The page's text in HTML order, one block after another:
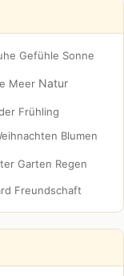
Gefühle Sonne
Meer Natur
Frühling
Blumen
Garten Regen
Freundschaft